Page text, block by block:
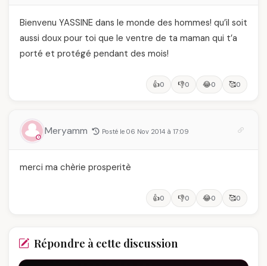
Bienvenu YASSINE dans le monde des hommes! qu’il soit
aussi doux pour toi que le ventre de ta maman qui t’a
porté et protégé pendant des mois!
👍0 👎0 😂0 🥰0
Meryamm Posté le 06 Nov 2014 à 17:09
merci ma chèrie prosperitè
👍0 👎0 😂0 🥰0
Répondre à cette discussion